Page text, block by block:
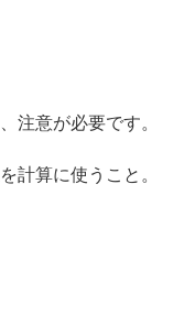
注意が必要です。
計算に使うこと。